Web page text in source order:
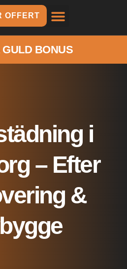
OFFERT
GULD BONUS
i
– Efter
&